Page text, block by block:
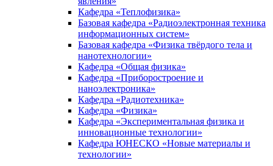
Кафедра «Теплофизика»
Базовая кафедра «Радиоэлектронная техника
информационных систем»
Базовая кафедра «Физика твёрдого тела и
нанотехнологии»
Кафедра «Общая физика»
Кафедра «Приборостроение и
наноэлектроника»
Кафедра «Радиотехника»
Кафедра «Физика»
Кафедра «Экспериментальная физика и
инновационные технологии»
Кафедра ЮНЕСКО «Новые материалы и
технологии»